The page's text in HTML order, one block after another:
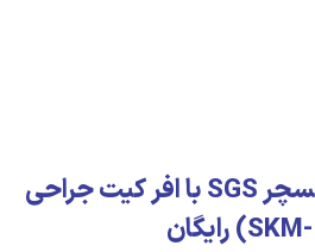
پکیج 100 واحد فیکسچر SGS با افر کیت جراحی